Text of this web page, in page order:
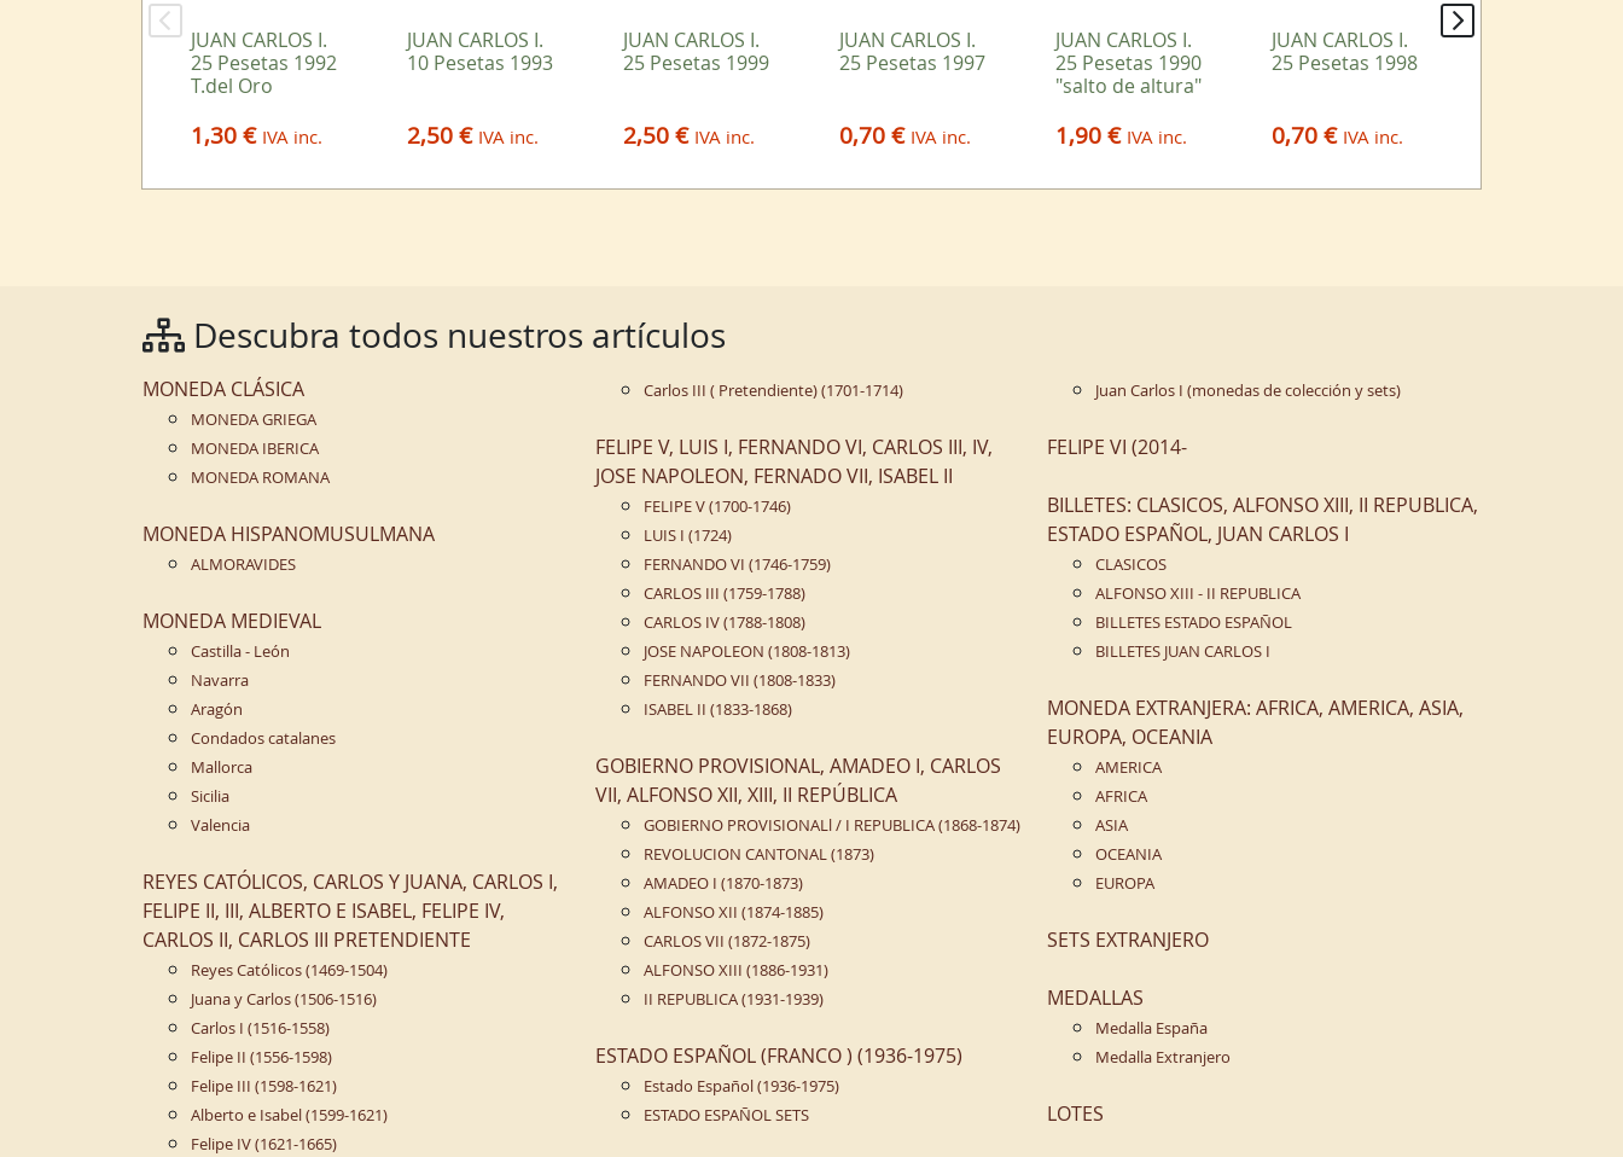
JUAN CARLOS I.
25 Pesetas 1992
T.del Oro
1,30 € IVA inc.
JUAN CARLOS I.
10 Pesetas 1993
2,50 € IVA inc.
JUAN CARLOS I.
25 Pesetas 1999
2,50 € IVA inc.
JUAN CARLOS I.
25 Pesetas 1997
0,70 € IVA inc.
JUAN CARLOS I.
25 Pesetas 1990
"salto de altura"
1,90 € IVA inc.
JUAN CARLOS I.
25 Pesetas 1998
0,70 € IVA inc.
Descubra todos nuestros artículos
MONEDA CLÁSICA
MONEDA GRIEGA
MONEDA IBERICA
MONEDA ROMANA
MONEDA HISPANOMUSULMANA
ALMORAVIDES
MONEDA MEDIEVAL
Castilla - León
Navarra
Aragón
Condados catalanes
Mallorca
Sicilia
Valencia
REYES CATÓLICOS, CARLOS Y JUANA, CARLOS I,
FELIPE II, III, ALBERTO E ISABEL, FELIPE IV,
CARLOS II, CARLOS III PRETENDIENTE
Reyes Católicos (1469-1504)
Juana y Carlos (1506-1516)
Carlos I (1516-1558)
Felipe II (1556-1598)
Felipe III (1598-1621)
Alberto e Isabel (1599-1621)
Felipe IV (1621-1665)
Carlos III ( Pretendiente) (1701-1714)
FELIPE V, LUIS I, FERNANDO VI, CARLOS III, IV,
JOSE NAPOLEON, FERNADO VII, ISABEL II
FELIPE V (1700-1746)
LUIS I (1724)
FERNANDO VI (1746-1759)
CARLOS III (1759-1788)
CARLOS IV (1788-1808)
JOSE NAPOLEON (1808-1813)
FERNANDO VII (1808-1833)
ISABEL II (1833-1868)
GOBIERNO PROVISIONAL, AMADEO I, CARLOS
VII, ALFONSO XII, XIII, II REPÚBLICA
GOBIERNO PROVISIONALl / I REPUBLICA (1868-1874)
REVOLUCION CANTONAL (1873)
AMADEO I (1870-1873)
ALFONSO XII (1874-1885)
CARLOS VII (1872-1875)
ALFONSO XIII (1886-1931)
II REPUBLICA (1931-1939)
ESTADO ESPAÑOL (FRANCO ) (1936-1975)
Estado Español (1936-1975)
ESTADO ESPAÑOL SETS
Juan Carlos I (monedas de colección y sets)
FELIPE VI (2014-
BILLETES: CLASICOS, ALFONSO XIII, II REPUBLICA,
ESTADO ESPAÑOL, JUAN CARLOS I
CLASICOS
ALFONSO XIII - II REPUBLICA
BILLETES ESTADO ESPAÑOL
BILLETES JUAN CARLOS I
MONEDA EXTRANJERA: AFRICA, AMERICA, ASIA,
EUROPA, OCEANIA
AMERICA
AFRICA
ASIA
OCEANIA
EUROPA
SETS EXTRANJERO
MEDALLAS
Medalla España
Medalla Extranjero
LOTES